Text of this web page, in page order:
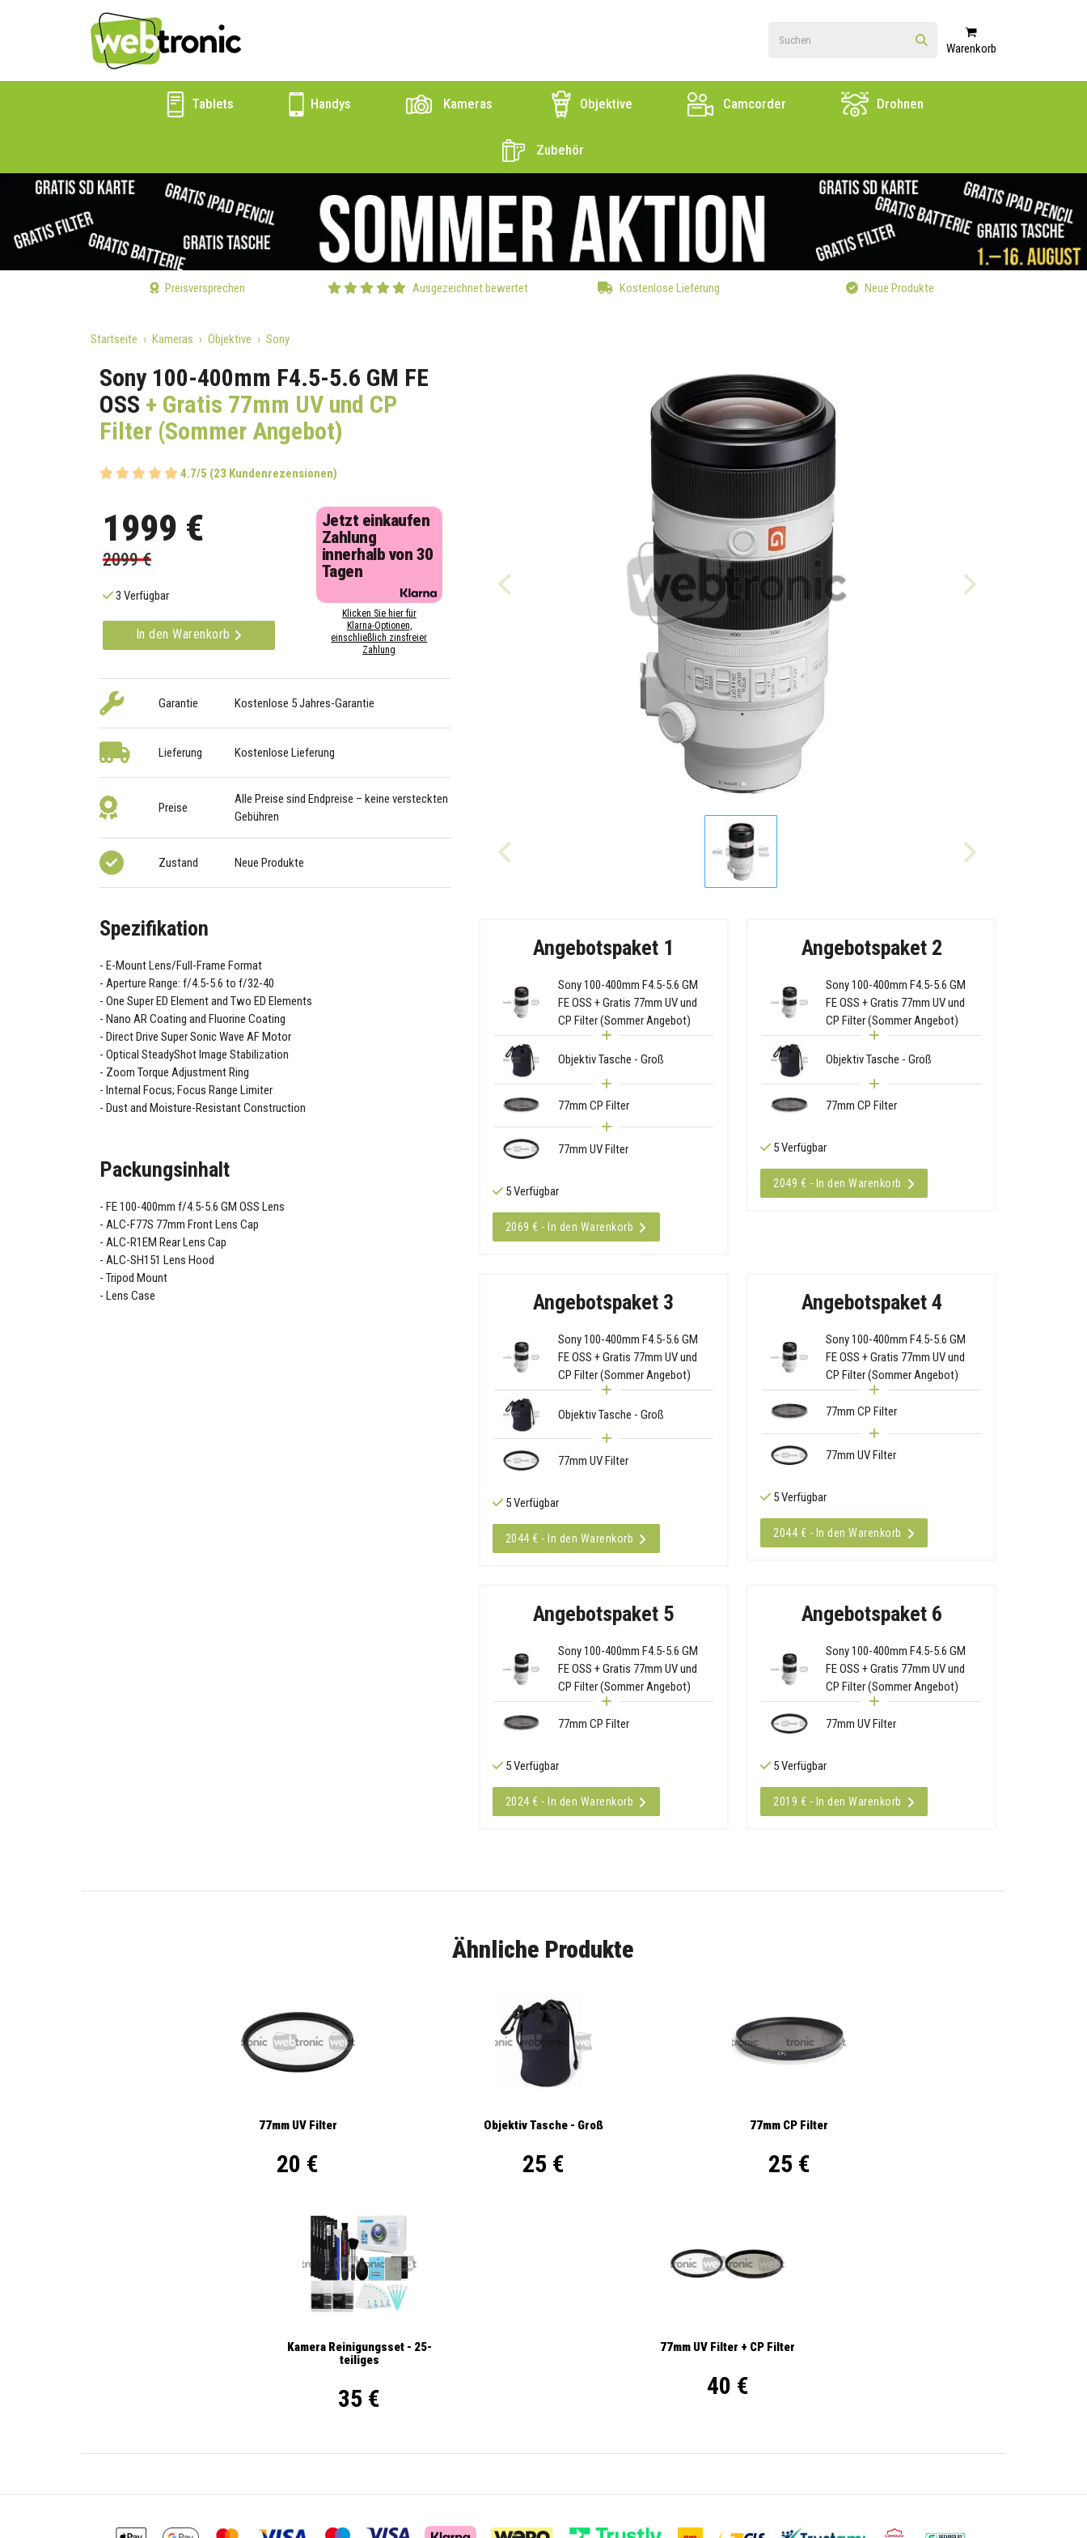
Warenkorb
Tablets Handys Kameras Objektive Camcorder Drohnen
Zubehör
Preisversprechen Ausgezeichnet bewertet Kostenlose Lieferung Neue Produkte
Startseite Kameras Objektive Sony
Sony 100-400mm F4.5-5.6 GM FE
OSS + Gratis 77mm UV und CP
Filter (Sommer Angebot)
4.7/5 (23 Kundenrezensionen)
1999 €
2099 €
3 Verfügbar
In den Warenkorb
Jetzt einkaufen
Zahlung
innerhalb von 30
Tagen
Klicken Sie hier für
Klarna-Optionen,
einschließlich zinsfreier
Zahlung
Garantie Kostenlose 5 Jahres-Garantie
Lieferung Kostenlose Lieferung
Preise
Alle Preise sind Endpreise – keine versteckten
Gebühren
Zustand Neue Produkte
Angebotspaket 1
Sony 100-400mm F4.5-5.6 GM
FE OSS + Gratis 77mm UV und
CP Filter (Sommer Angebot)
Objektiv Tasche - Groß
77mm CP Filter
77mm UV Filter
5 Verfügbar
2069 € - In den Warenkorb
Angebotspaket 2
Sony 100-400mm F4.5-5.6 GM
FE OSS + Gratis 77mm UV und
CP Filter (Sommer Angebot)
Objektiv Tasche - Groß
77mm CP Filter
5 Verfügbar
2049 € - In den Warenkorb
Angebotspaket 3
Sony 100-400mm F4.5-5.6 GM
FE OSS + Gratis 77mm UV und
CP Filter (Sommer Angebot)
Objektiv Tasche - Groß
77mm UV Filter
5 Verfügbar
2044 € - In den Warenkorb
Angebotspaket 4
Sony 100-400mm F4.5-5.6 GM
FE OSS + Gratis 77mm UV und
CP Filter (Sommer Angebot)
77mm CP Filter
77mm UV Filter
5 Verfügbar
2044 € - In den Warenkorb
Angebotspaket 5
Sony 100-400mm F4.5-5.6 GM
FE OSS + Gratis 77mm UV und
CP Filter (Sommer Angebot)
77mm CP Filter
5 Verfügbar
2024 € - In den Warenkorb
Angebotspaket 6
Sony 100-400mm F4.5-5.6 GM
FE OSS + Gratis 77mm UV und
CP Filter (Sommer Angebot)
77mm UV Filter
5 Verfügbar
2019 € - In den Warenkorb
Spezifikation
E-Mount Lens/Full-Frame Format
Aperture Range: f/4.5-5.6 to f/32-40
One Super ED Element and Two ED Elements
Nano AR Coating and Fluorine Coating
Direct Drive Super Sonic Wave AF Motor
Optical SteadyShot Image Stabilization
Zoom Torque Adjustment Ring
Internal Focus; Focus Range Limiter
Dust and Moisture-Resistant Construction
Packungsinhalt
FE 100-400mm f/4.5-5.6 GM OSS Lens
ALC-F77S 77mm Front Lens Cap
ALC-R1EM Rear Lens Cap
ALC-SH151 Lens Hood
Tripod Mount
Lens Case
Ähnliche Produkte
77mm UV Filter
20 €
Objektiv Tasche - Groß
25 €
77mm CP Filter
25 €
Kamera Reinigungsset - 25-
teiliges
35 €
77mm UV Filter + CP Filter
40 €